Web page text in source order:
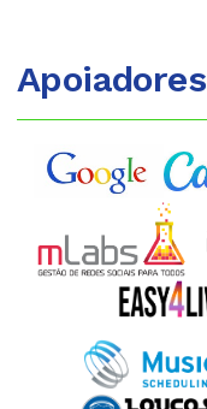
Apoiadores